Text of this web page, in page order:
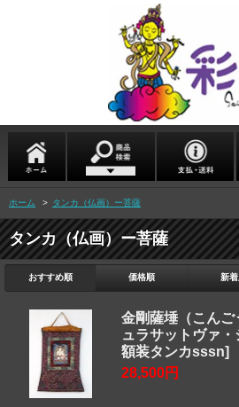
ホーム > タンカ（仏画）ー菩薩
タンカ（仏画）ー菩薩
おすすめ順 価格順 新
金剛薩埵（こん
ュラサットヴァ
額装タンカsssn]
28,500円